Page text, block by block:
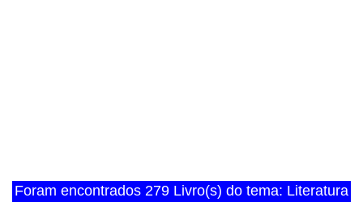
Foram encontrados 279 Livro(s) do tema: Literatura